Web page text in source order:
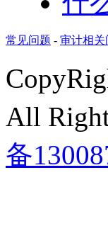
常见问题 - 审计相关
All
备